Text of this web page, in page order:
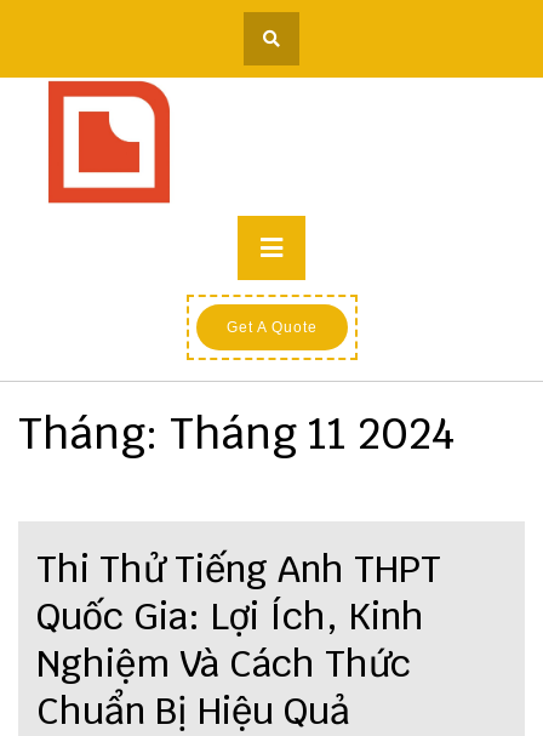
Primary
Menu
Get A Quote
Tháng: Tháng 11 2024
Thi Thử Tiếng Anh THPT
Quốc Gia: Lợi Ích, Kinh
Nghiệm Và Cách Thức
Chuẩn Bị Hiệu Quả